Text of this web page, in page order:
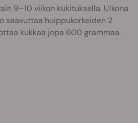
9–10 viikon kukituksella. Ulkona
saavuttaa huippukorkeiden 2
kukkaa jopa 600 grammaa.